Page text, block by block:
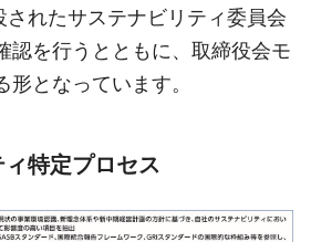
れたサステナビリティ委員会
認を行うとともに、取締役会モ
となっています。
特定プロセス